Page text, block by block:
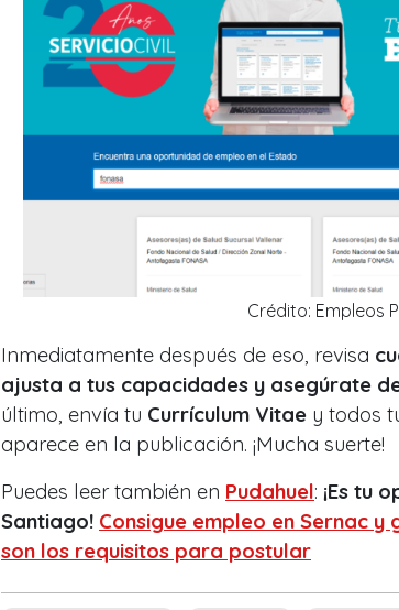
Crédito: Empleos
Inmediatamente después de eso, revisa
ajusta a tus capacidades y asegúrate
último, envía tu Currículum Vitae y todos
aparece en la publicación. ¡Mucha suerte!
Puedes leer también en Pudahuel: ¡Es tu
Santiago! Consigue empleo en Sernac y
son los requisitos para postular